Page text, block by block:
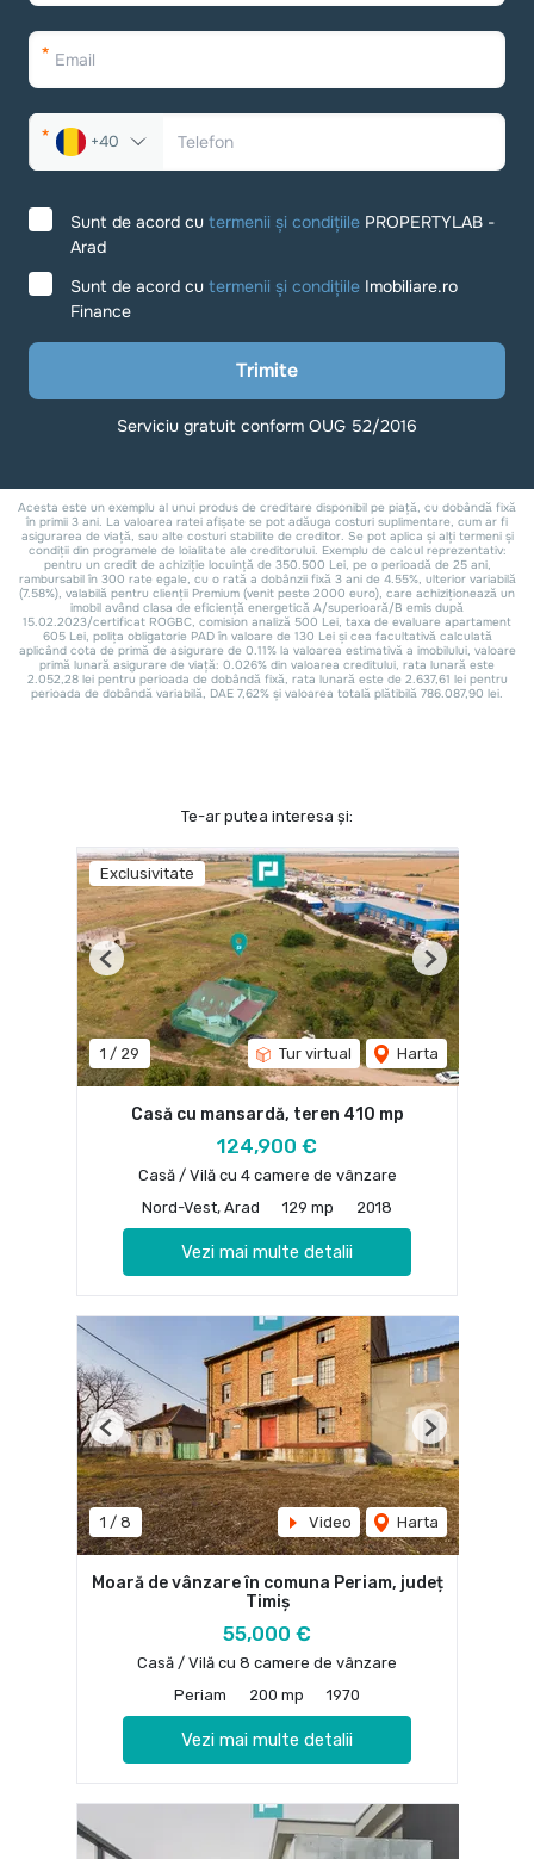
Te-ar putea interesa și:
Exclusivitate
1 / 29 Tur virtual Harta
Previous Next
Casă cu mansardă, teren 410 mp
124,900 €
Casă / Vilă cu 4 camere de vânzare
Nord-Vest, Arad
129 mp 2018
Vezi mai multe detalii
1 / 8 Video Harta
Previous Next
Moară de vânzare în comuna Periam, județ
Timiș
55,000 €
Casă / Vilă cu 8 camere de vânzare
Periam
200 mp 1970
Vezi mai multe detalii